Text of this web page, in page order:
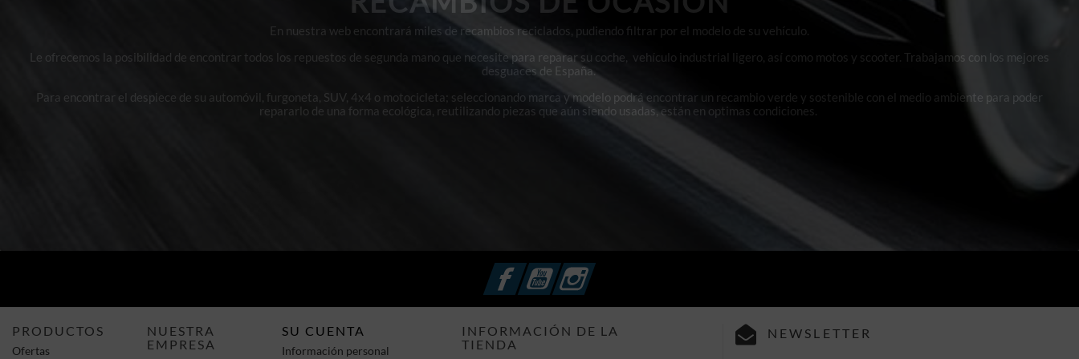
En nuestra web encontrará miles de recambios reciclados, pudiendo filtrar por el modelo de su vehículo.
Le ofrecemos la posibilidad de encontrar todos los repuestos de segunda mano que necesite para reparar su coche, vehículo industrial ligero, así como motos y scooter. Trabajamos con los mejores
desguaces de España.
Para encontrar el despiece de su automóvil, furgoneta, SUV, 4x4 o motocicleta; seleccionando marca y modelo podrá encontrar un recambio verde y sostenible con el medio ambiente para poder
repararlo de una forma ecológica, reutilizando piezas que aún siendo usadas, están en optimas condiciones.
FacebookYouTubeInstagram
PRODUCTOS
Ofertas
NUESTRA
EMPRESA
SU CUENTA
Información personal
INFORMACIÓN DE LA
TIENDA
NEWSLETTER